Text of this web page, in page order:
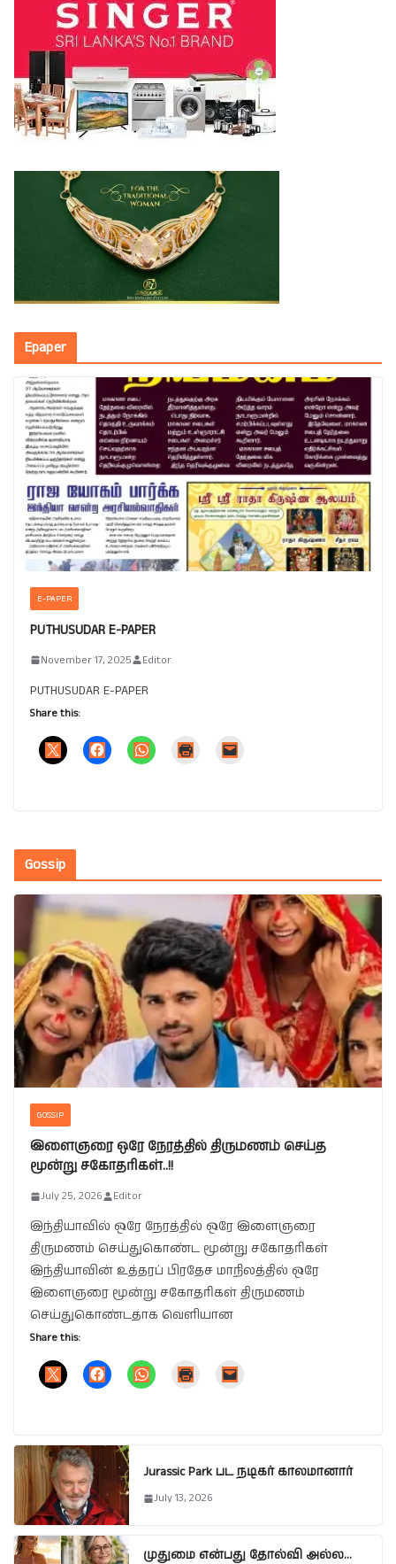
Epaper
E-PAPER
PUTHUSUDAR E-PAPER
November 17, 2025 Editor
PUTHUSUDAR E-PAPER
Share this:
Gossip
GOSSIP
இளைஞரை ஒரே நேரத்தில் திருமணம் செய்த
மூன்று சகோதரிகள்..!!
July 25, 2026 Editor
இந்தியாவில் ஒரே நேரத்தில் ஒரே இளைஞரை
திருமணம் செய்துகொண்ட மூன்று சகோதரிகள்
இந்தியாவின் உத்தரப் பிரதேச மாநிலத்தில் ஒரே
இளைஞரை மூன்று சகோதரிகள் திருமணம்
செய்துகொண்டதாக வெளியான
Share this:
Jurassic Park பட நடிகர் காலமானார்
July 13, 2026
முதுமை என்பது தோல்வி அல்ல…